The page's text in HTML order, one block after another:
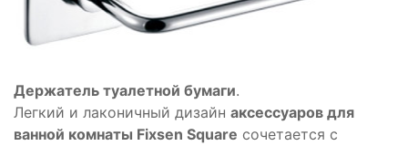
Держатель туалетной бумаги.
Легкий и лаконичный дизайн аксессуаров для
ванной комнаты Fixsen Square сочетается с